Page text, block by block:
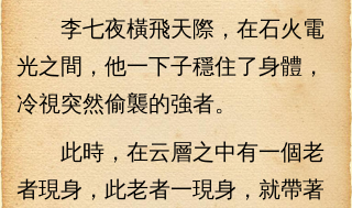
李七夜橫飛天際，在石火電
光之間，他一下子穩住了身體，
冷視突然偷襲的強者。
此時，在云層之中有一個老
者現身，此老者一現身，就帶著